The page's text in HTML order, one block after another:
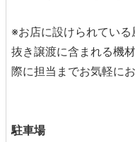
※お店に設けられてい
抜き譲渡に含まれる機
際に担当までお気軽に
駐車場